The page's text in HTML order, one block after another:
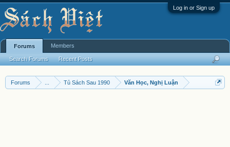
Log in or Sign up
Forums Tủ Sách Sau 1990 Văn Học, Nghị Luận
Forums
Search Forums Recent Posts
Members